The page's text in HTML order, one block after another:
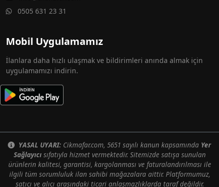
0505 631 23 31
Mobil Uygulamamız
İlanlara daha hızlı ulaşmak ve bildirimleri anında almak için
uygulamamızı indirin.
YASAL UYARI: Cikmafar.com, 5651 sayılı kanun kapsamında Yer
Sağlayıcısıfatıyla hizmet vermektedir. Sitemizde satışa sunulan
ürünlerin kalitesi, garantisi, kargolanması ve faturalandırılması ile
ilgili tüm sorumluluk ilan sahibi mağazalara aittir. Platformumuz,
satıcı ve alıcı arasındaki ticari anlaşmazlıklarda taraf değildir.